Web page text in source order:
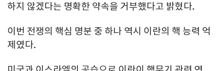
하지 않겠다는 명확한 약속을 거부했다고 밝혔다.
이번 전쟁의 핵심 명분 중 하나 역시 이란의 핵 능력 억
제였다.